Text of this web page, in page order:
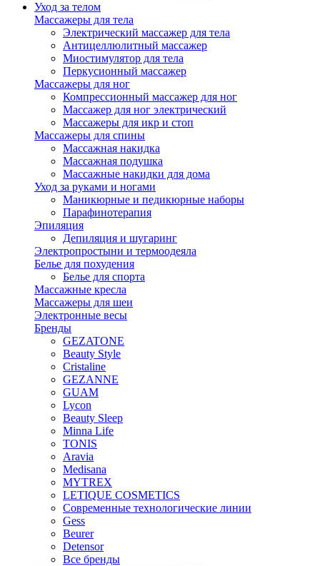
Уход за телом
Массажеры для тела
Электрический массажер для тела
Антицеллюлитный массажер
Миостимулятор для тела
Перкусионный массажер
Массажеры для ног
Компрессионный массажер для ног
Массажер для ног электрический
Массажеры для икр и стоп
Массажеры для спины
Массажная накидка
Массажная подушка
Массажные накидки для дома
Уход за руками и ногами
Маникюрные и педикюрные наборы
Парафинотерапия
Эпиляция
Депиляция и шугаринг
Электропростыни и термоодеяла
Белье для похудения
Белье для спорта
Массажные кресла
Массажеры для шеи
Электронные весы
Бренды
GEZATONE
Beauty Style
Cristaline
GEZANNE
GUAM
Lycon
Beauty Sleep
Minna Life
TONIS
Aravia
Medisana
MYTREX
LETIQUE COSMETICS
Современные технологические линии
Gess
Beurer
Detensor
Все бренды